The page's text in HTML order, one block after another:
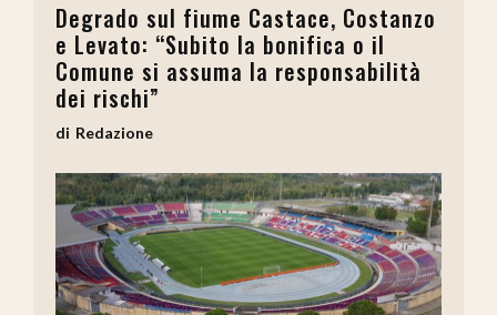
Degrado sul fiume Castace, Costanzo
e Levato: “Subito la bonifica o il
Comune si assuma la responsabilità
dei rischi”
Redazione